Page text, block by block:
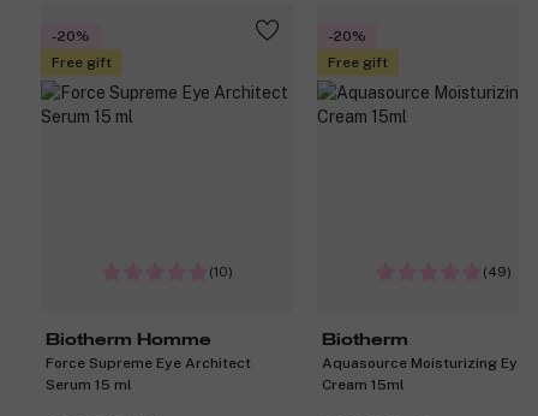
-20%
Free gift
(10)
Biotherm Homme
Force Supreme Eye Architect
Serum 15 ml
-20%
Free gift
(49)
Biotherm
Aquasource Moisturizing Eye
Cream 15ml